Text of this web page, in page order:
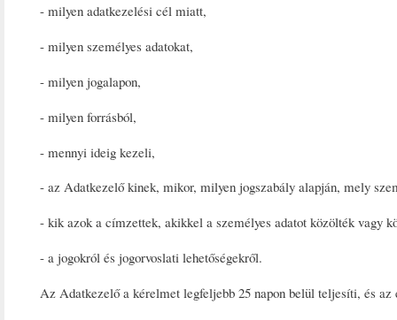
- milyen adatkezelési cél miatt,
- milyen személyes adatokat,
- milyen jogalapon,
- milyen forrásból,
- mennyi ideig kezeli,
- az Adatkezelő kinek, mikor, milyen jogszabály alapján, mely
- kik azok a címzettek, akikkel a személyes adatot közölték vagy
- a jogokról és jogorvoslati lehetőségekről.
Az Adatkezelő a kérelmet legfeljebb 25 napon belül teljesíti, és